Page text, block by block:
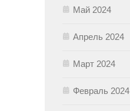
Май 2024
Апрель 2024
Март 2024
Февраль 2024